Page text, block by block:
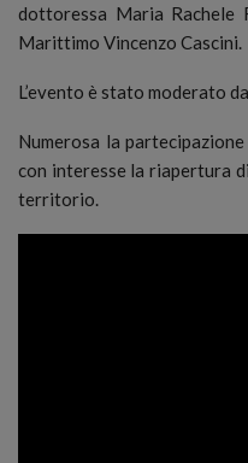
dottoressa Maria Rachele
Marittimo Vincenzo Cascini.
L’evento è stato moderato
Numerosa la
con interesse la riapertura
territorio.